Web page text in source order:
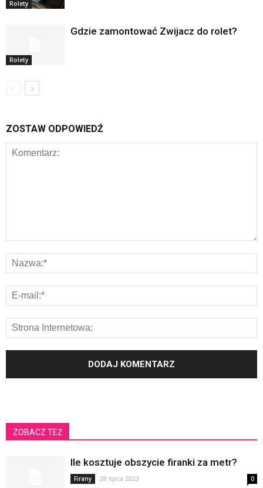
Rolety
Rolety
Gdzie zamontować Zwijacz do rolet?
ZOSTAW ODPOWIEDŹ
ZOBACZ TEŻ
Ile kosztuje obszycie firanki za metr?
Firany 28 lipca 2023 0